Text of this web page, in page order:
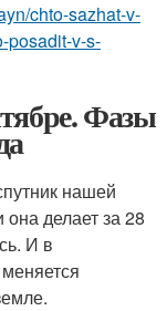
chto-sazhat-v-
posadit-v-s-
Фазы
нашей
делает за 28
И в